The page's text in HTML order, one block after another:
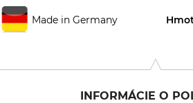
Made in Germany
INFORMÁCIE O